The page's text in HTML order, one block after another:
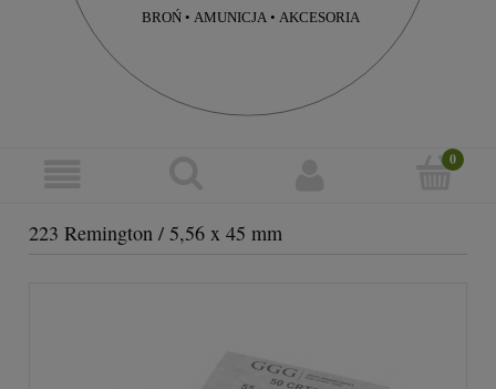
223 Remington / 5,56 x 45 mm